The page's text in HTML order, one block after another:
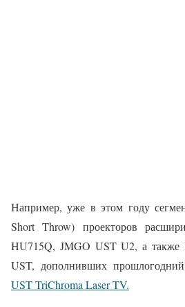
Например, уже в этом году
Short Throw) проекторов
HU715Q, JMGO UST U2, а также
UST, дополнивших
UST TriChroma Laser TV.